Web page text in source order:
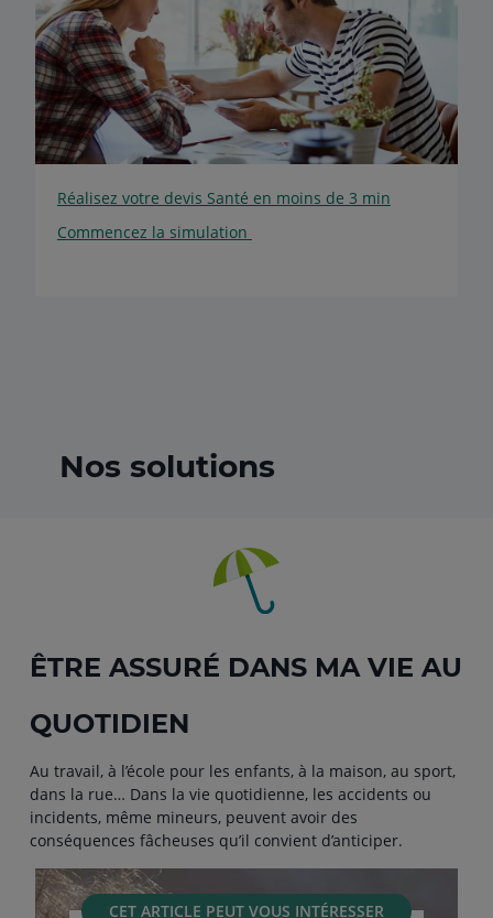
Réalisez votre devis Santé en moins de 3 min
Commencez la simulation
Nos solutions
ÊTRE ASSURÉ DANS MA VIE AU
QUOTIDIEN
Au travail, à l’école pour les enfants, à la maison, au sport,
dans la rue… Dans la vie quotidienne, les accidents ou
incidents, même mineurs, peuvent avoir des
conséquences fâcheuses qu’il convient d’anticiper.
CET ARTICLE PEUT VOUS INTÉRESSER